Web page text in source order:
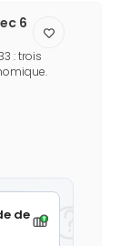
6
: trois
de